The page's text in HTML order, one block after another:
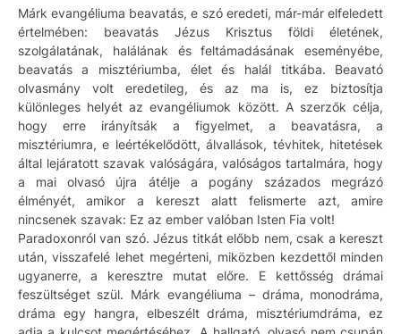
Márk evangéliuma beavatás, e szó eredeti, már-már elfeledett
értelmében: beavatás Jézus Krisztus földi életének,
szolgálatának, halálának és feltámadásának eseményébe,
beavatás a misztériumba, élet és halál titkába. Beavató
olvasmány volt eredetileg, és az ma is, ez biztosítja
különleges helyét az evangéliumok között. A szerzők célja,
hogy erre irányítsák a figyelmet, a beavatásra, a
misztériumra, e leértékelődött, álvallások, tévhitek, hitetések
által lejáratott szavak valóságára, valóságos tartalmára, hogy
a mai olvasó újra átélje a pogány százados megrázó
élményét, amikor a kereszt alatt felismerte azt, amire
nincsenek szavak: Ez az ember valóban Isten Fia volt!
Paradoxonról van szó. Jézus titkát előbb nem, csak a kereszt
után, visszafelé lehet megérteni, miközben kezdettől minden
ugyanerre, a keresztre mutat előre. E kettősség drámai
feszültséget szül. Márk evangéliuma – dráma, monodráma,
dráma egy hangra, elbeszélt dráma, misztériumdráma, ez